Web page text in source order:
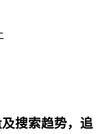
搜索趋势，追